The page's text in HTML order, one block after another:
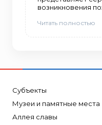
возникновения
Читать полностью
Субъекты
Музеи и памятные места
Аллея славы